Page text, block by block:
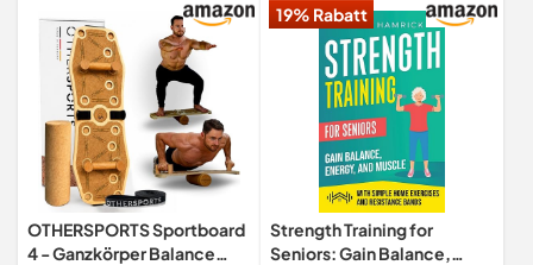
OTHERSPORTS Sportboard
4 - Ganzkörper Balance
19% Rabatt
Strength Training for
Seniors: Gain Balance,